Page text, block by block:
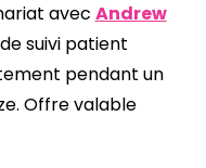
avec Andrew
suivi patient
pendant un
Offre valable